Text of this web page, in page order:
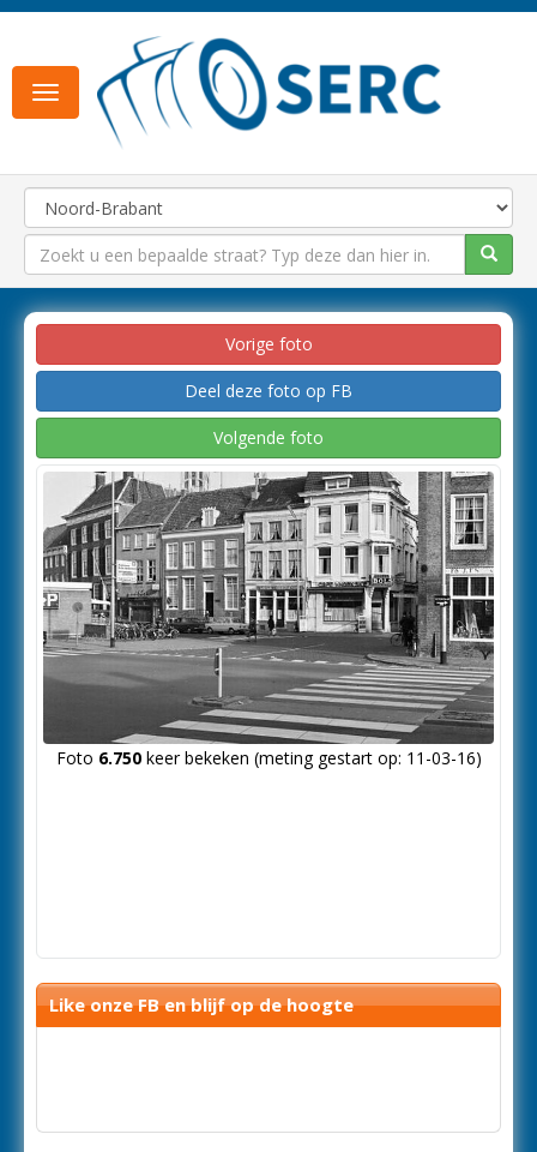
Toggle
navigation
Vorige foto
Deel deze foto op FB
Volgende foto
Foto 6.750keer bekeken (meting gestart op: 11-03-16)
Like onze FB en blijf op de hoogte